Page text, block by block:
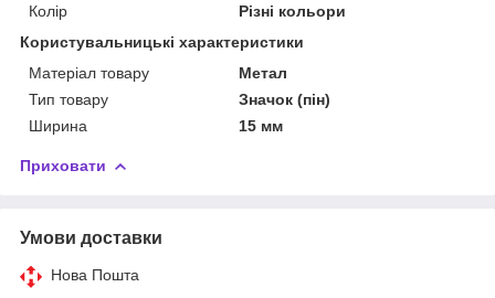
Колір
Різні кольори
Користувальницькі характеристики
Матеріал товару
Метал
Тип товару
Значок (пін)
Ширина
15 мм
Приховати
Умови доставки
Нова Пошта